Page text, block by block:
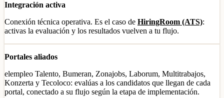
Integración activa
Conexión técnica operativa. Es el caso de HiringRoom (ATS):
activas la evaluación y los resultados vuelven a tu flujo.
Portales aliados
elempleo Talento, Bumeran, Zonajobs, Laborum, Multitrabajos,
Konzerta y Tecoloco: evalúas a los candidatos que llegan de cada
portal, conectado a su flujo según la etapa de implementación.